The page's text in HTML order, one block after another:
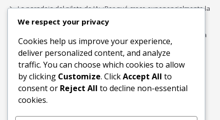
La paradoja del piloto de IA: ¿Por qué crece exponencialmente la
complejidad de la IA empresarial?
Los organigramas de marketing se crearon para los canales. La
IA acaba de dejarlos obsoletos.
Buscar
Buscar
We respect your privacy
Cookies help us improve your experience,
deliver personalized content, and analyze
traffic. You can choose which cookies to allow
by clicking Customize. ClickAccept All to
consent or Reject All to decline non-essential
cookies.